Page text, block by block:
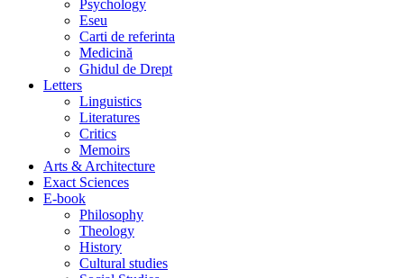
Psychology
Eseu
Carti de referinta
Medicină
Ghidul de Drept
Letters
Linguistics
Literatures
Critics
Memoirs
Arts & Architecture
Exact Sciences
E-book
Philosophy
Theology
History
Cultural studies